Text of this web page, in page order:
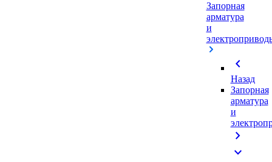
Запорная
арматура
и
chevron_left
Назад
Запорная
арматура
и
chevron_right
expand_more